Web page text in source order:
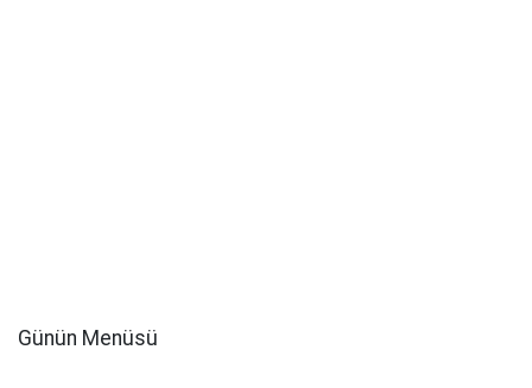
Günün Menüsü